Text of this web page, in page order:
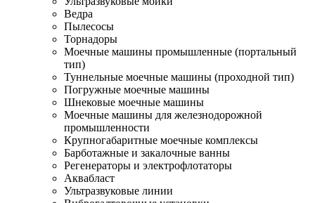
Ведра
Пылесосы
Торнадоры
Моечные машины промышленные (портальный
тип)
Туннельные моечные машины (проходной тип)
Погружные моечные машины
Шнековые моечные машины
Моечные машины для железнодорожной
промышленности
Крупногабаритные моечные комплексы
Барботажные и закалочные ванны
Регенераторы и электрофлотаторы
Аквабласт
Ультразвуковые линии